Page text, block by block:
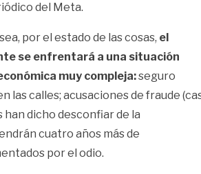
del Meta.
por el estado de las cosas, el
se enfrentará a una situación
muy compleja:seguro
las calles; acusaciones de fraude
dicho desconfiar de la
cuatro años más de
por el odio.